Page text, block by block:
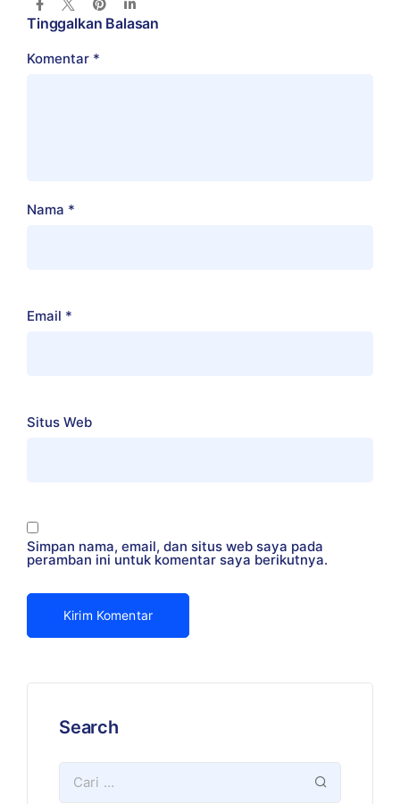
Tinggalkan Balasan
Komentar *
Nama *
Email *
Situs Web
Simpan nama, email, dan situs web saya pada
peramban ini untuk komentar saya berikutnya.
Search